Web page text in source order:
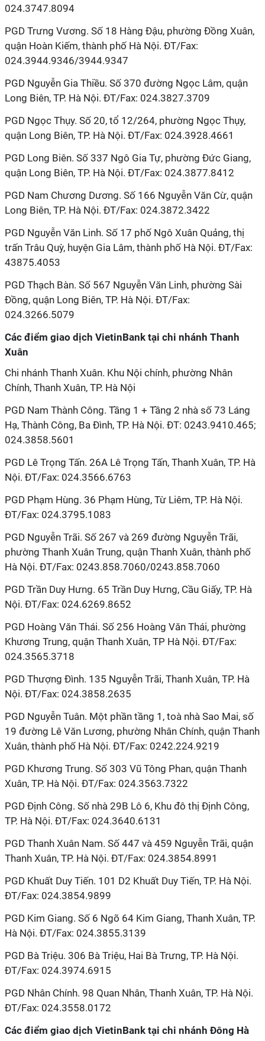
024.3747.8094
PGD Trưng Vương. Số 18 Hàng Đậu, phường Đồng Xuân,
quận Hoàn Kiếm, thành phố Hà Nội. ĐT/Fax:
024.3944.9346/3944.9347
PGD Nguyễn Gia Thiều. Số 370 đường Ngọc Lâm, quận
Long Biên, TP. Hà Nội. ĐT/Fax: 024.3827.3709
PGD Ngọc Thụy. Số 20, tổ 12/264, phường Ngọc Thụy,
quận Long Biên, TP. Hà Nội. ĐT/Fax: 024.3928.4661
PGD Long Biên. Số 337 Ngô Gia Tự, phường Đức Giang,
quận Long Biên, TP. Hà Nội. ĐT/Fax: 024.3877.8412
PGD Nam Chương Dương. Số 166 Nguyễn Văn Cừ, quận
Long Biên, TP. Hà Nội. ĐT/Fax: 024.3872.3422
PGD Nguyễn Văn Linh. Số 17 phố Ngô Xuân Quảng, thị
trấn Trâu Quỳ, huyện Gia Lâm, thành phố Hà Nội. ĐT/Fax:
43875.4053
PGD Thạch Bàn. Số 567 Nguyễn Văn Linh, phường Sài
Đồng, quận Long Biên, TP. Hà Nội. ĐT/Fax:
024.3266.5079
Các điểm giao dịch VietinBank tại chi nhánh Thanh
Xuân
Chi nhánh Thanh Xuân. Khu Nội chính, phường Nhân
Chính, Thanh Xuân, TP. Hà Nội
PGD Nam Thành Công. Tầng 1 + Tầng 2 nhà số 73 Láng
Hạ, Thành Công, Ba Đình, TP. Hà Nội. ĐT: 0243.9410.465;
024.3858.5601
PGD Lê Trọng Tấn. 26A Lê Trọng Tấn, Thanh Xuân, TP. Hà
Nội. ĐT/Fax: 024.3566.6763
PGD Phạm Hùng. 36 Phạm Hùng, Từ Liêm, TP. Hà Nội.
ĐT/Fax: 024.3795.1083
PGD Nguyễn Trãi. Số 267 và 269 đường Nguyễn Trãi,
phường Thanh Xuân Trung, quận Thanh Xuân, thành phố
Hà Nội. ĐT/Fax: 0243.858.7060/0243.858.7060
PGD Trần Duy Hưng. 65 Trần Duy Hưng, Cầu Giấy, TP. Hà
Nội. ĐT/Fax: 024.6269.8652
PGD Hoàng Văn Thái. Số 256 Hoàng Văn Thái, phường
Khương Trung, quận Thanh Xuân, TP Hà Nội. ĐT/Fax:
024.3565.3718
PGD Thượng Đình. 135 Nguyễn Trãi, Thanh Xuân, TP. Hà
Nội. ĐT/Fax: 024.3858.2635
PGD Nguyễn Tuân. Một phần tầng 1, toà nhà Sao Mai, số
19 đường Lê Văn Lương, phường Nhân Chính, quận Thanh
Xuân, thành phố Hà Nội. ĐT/Fax: 0242.224.9219
PGD Khương Trung. Số 303 Vũ Tông Phan, quận Thanh
Xuân, TP. Hà Nội. ĐT/Fax: 024.3563.7322
PGD Định Công. Số nhà 29B Lô 6, Khu đô thị Định Công,
TP. Hà Nội. ĐT/Fax: 024.3640.6131
PGD Thanh Xuân Nam. Số 447 và 459 Nguyễn Trãi, quận
Thanh Xuân, TP. Hà Nội. ĐT/Fax: 024.3854.8991
PGD Khuất Duy Tiến. 101 D2 Khuất Duy Tiến, TP. Hà Nội.
ĐT/Fax: 024.3854.9899
PGD Kim Giang. Số 6 Ngõ 64 Kim Giang, Thanh Xuân, TP.
Hà Nội. ĐT/Fax: 024.3855.3139
PGD Bà Triệu. 306 Bà Triệu, Hai Bà Trưng, TP. Hà Nội.
ĐT/Fax: 024.3974.6915
PGD Nhân Chính. 98 Quan Nhân, Thanh Xuân, TP. Hà Nội.
ĐT/Fax: 024.3558.0172
Các điểm giao dịch VietinBank tại chi nhánh Đông Hà